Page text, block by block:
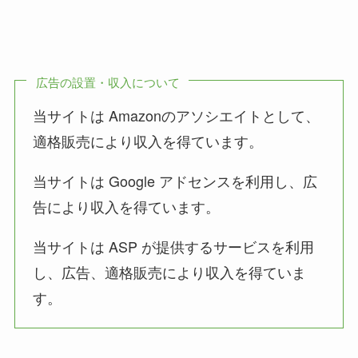
広告の設置・収入について
当サイトは Amazonのアソシエイトとして、
適格販売により収入を得ています。
当サイトは Google アドセンスを利用し、広
告により収入を得ています。
当サイトは ASP が提供するサービスを利用
し、広告、適格販売により収入を得ていま
す。